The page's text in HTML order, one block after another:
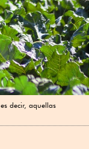
decir, aquellas